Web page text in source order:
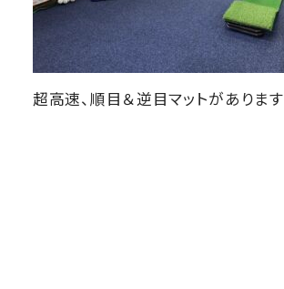
超高速、順目＆逆目マットがあります